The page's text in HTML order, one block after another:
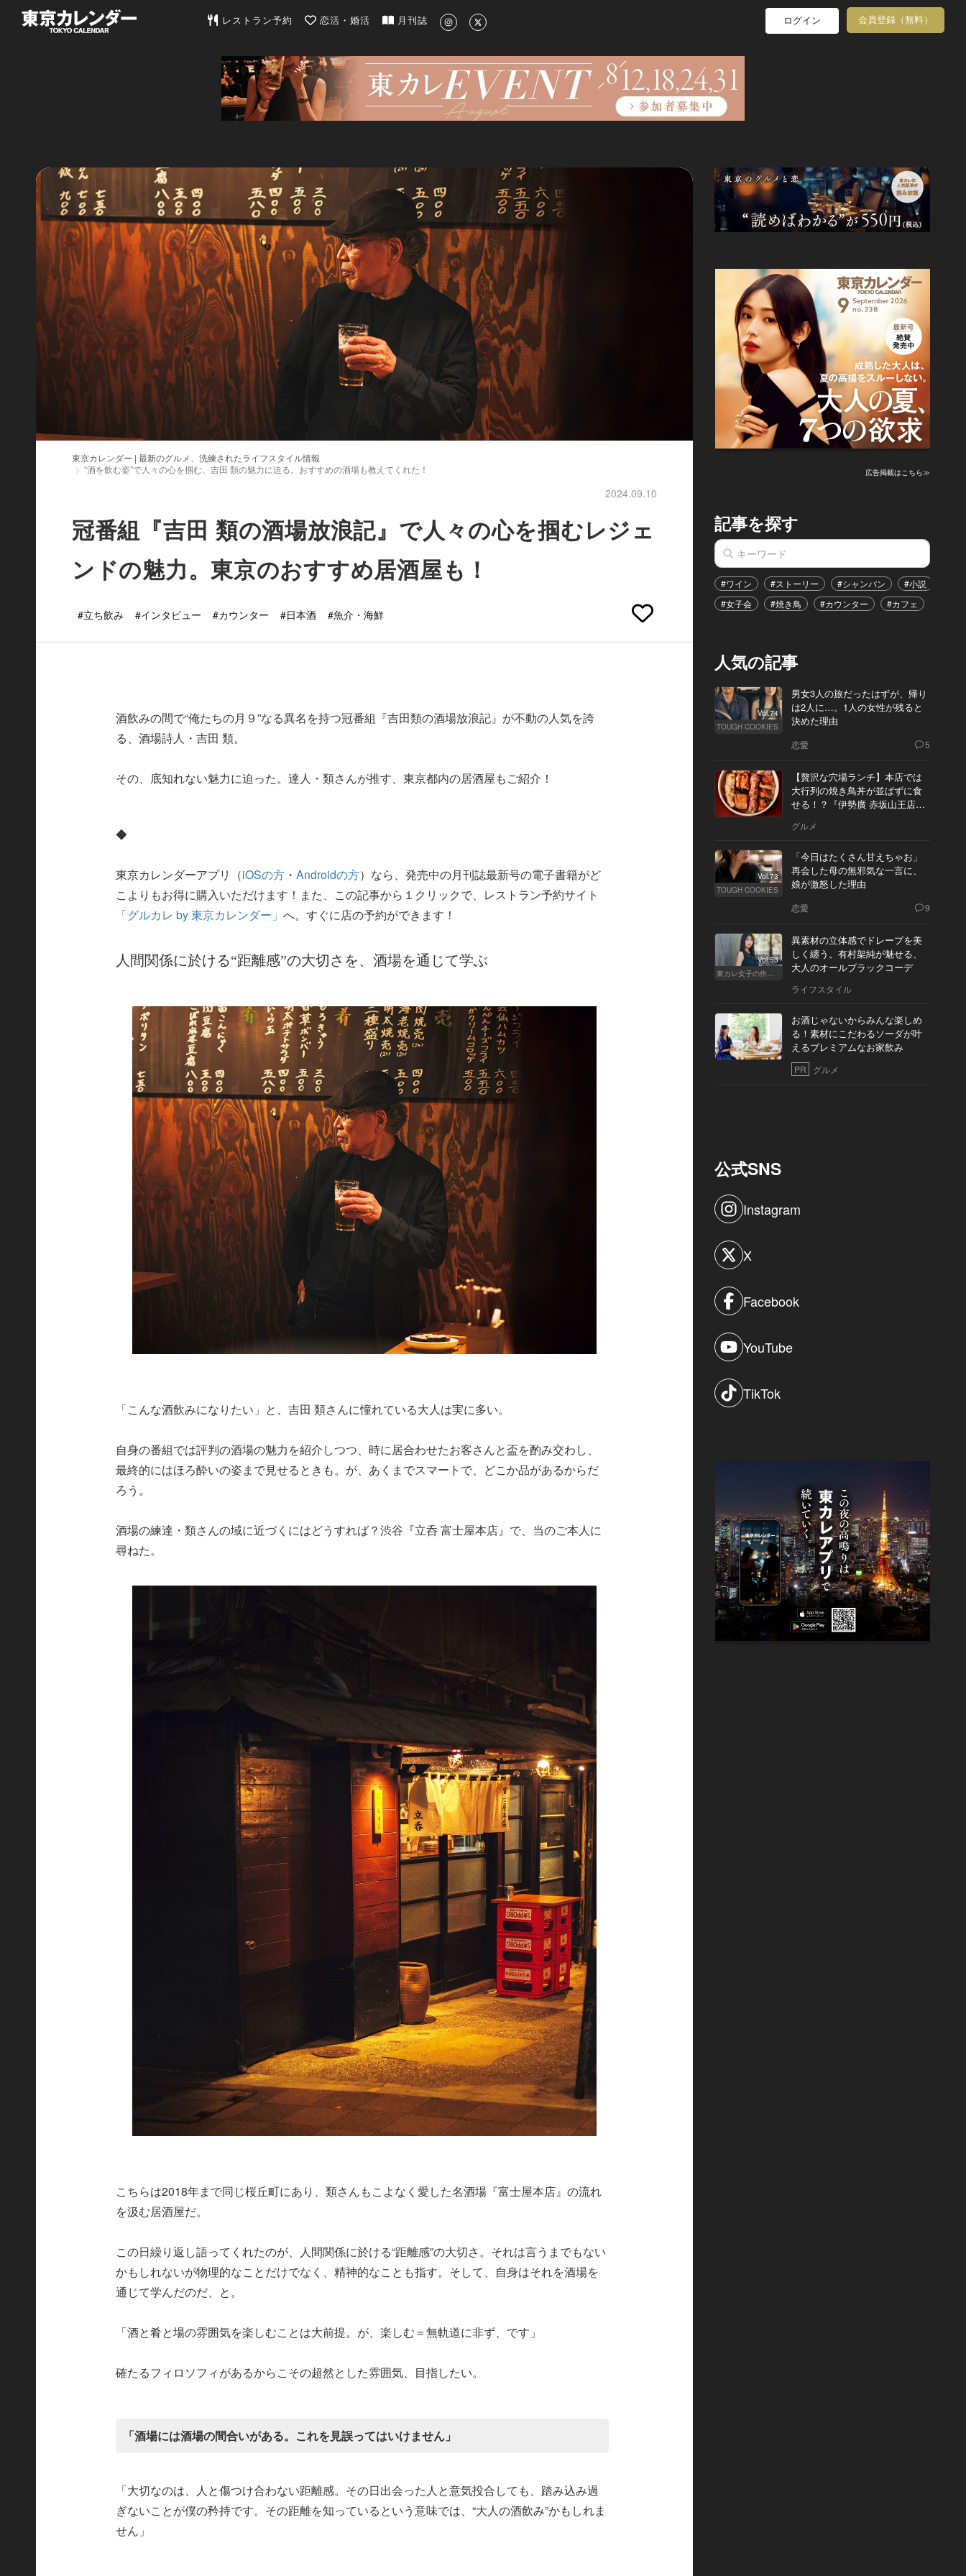
東京カレンダー | 最新のグルメ、洗練されたライフスタイル情報
レストラン予約 恋活・婚活 月刊誌 ログイン 会員登録（無料）
東京カレンダー | 最新のグルメ、洗練されたライフスタイル情報
“酒を飲む姿”で人々の心を掴む、吉田 類の魅力に迫る。おすすめの酒場も教えてくれた！
2024.09.10
冠番組『吉田 類の酒場放浪記』で人々の心を掴むレジェ
ンドの魅力。東京のおすすめ居酒屋も！
#立ち飲み #インタビュー #カウンター #日本酒 #魚介・海鮮
酒飲みの間で“俺たちの月９”なる異名を持つ冠番組『吉田類の酒場放浪記』が不動の人気を誇
る、酒場詩人・吉田 類。
その、底知れない魅力に迫った。達人・類さんが推す、東京都内の居酒屋もご紹介！
◆
東京カレンダーアプリ（iOSの方 ・Androidの方）なら、発売中の月刊誌最新号の電子書籍がど
こよりもお得に購入いただけます！また、この記事から１クリックで、レストラン予約サイト
「グルカレ by 東京カレンダー」へ。すぐに店の予約ができます！
人間関係に於ける“距離感”の大切さを、酒場を通じて学ぶ
「こんな酒飲みになりたい」と、吉田 類さんに憧れている大人は実に多い。
自身の番組では評判の酒場の魅力を紹介しつつ、時に居合わせたお客さんと盃を酌み交わし、
最終的にはほろ酔いの姿まで見せるときも。が、あくまでスマートで、どこか品があるからだ
ろう。
酒場の練達・類さんの域に近づくにはどうすれば？渋谷『立呑 富士屋本店』で、当のご本人に
尋ねた。
こちらは2018年まで同じ桜丘町にあり、類さんもこよなく愛した名酒場『富士屋本店』の流れ
を汲む居酒屋だ。
この日繰り返し語ってくれたのが、人間関係に於ける“距離感”の大切さ。それは言うまでもない
かもしれないが物理的なことだけでなく、精神的なことも指す。そして、自身はそれを酒場を
通じて学んだのだ、と。
「酒と肴と場の雰囲気を楽しむことは大前提。が、楽しむ＝無軌道に非ず、です」
確たるフィロソフィがあるからこその超然とした雰囲気、目指したい。
「酒場には酒場の間合いがある。これを見誤ってはいけません」
「大切なのは、人と傷つけ合わない距離感。その日出会った人と意気投合しても、踏み込み過
ぎないことが僕の矜持です。その距離を知っているという意味では、“大人の酒飲み”かもしれま
せん」
広告掲載はこちら≫
記事を探す
#ワイン #ストーリー #シャンパン #小説
#女子会
#焼き鳥 #カウンター #カフェ
人気の記事
Vol.74
TOUGH COOKIES
男女3人の旅だったはずが、帰り
は2人に…。1人の女性が残ると
決めた理由
恋愛 5
【贅沢な穴場ランチ】本店では
大行列の焼き鳥丼が並ばずに食
せる！？『伊勢廣 赤坂山王店』
グルメ
Vol.73
TOUGH COOKIES
「今日はたくさん甘えちゃお」
再会した母の無邪気な一言に、
娘が激怒した理由
恋愛 9
Vol.53
東カレ女子の作り方
異素材の立体感でドレープを美
しく纏う。有村架純が魅せる、
大人のオールブラックコーデ
ライフスタイル
お酒じゃないからみんな楽しめ
る！素材にこだわるソーダが叶
えるプレミアムなお家飲み
PR グルメ
公式SNS
Instagram
X
Facebook
YouTube
TikTok